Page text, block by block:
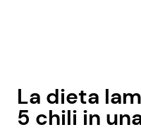
La dieta
5 chili in